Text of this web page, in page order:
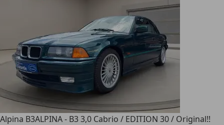
Alpina B3ALPINA - B3 3,0 Cabrio / EDITION 30 / Original!!